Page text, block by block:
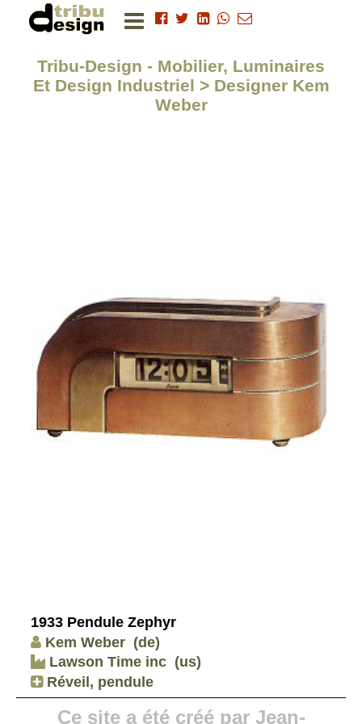
Tribu-Design - Mobilier, Luminaires
Et Design Industriel > Designer Kem
Weber
1933 Pendule Zephyr
Kem Weber (de)
Lawson Time inc (us)
Réveil, pendule
Ce site a été créé par Jean-